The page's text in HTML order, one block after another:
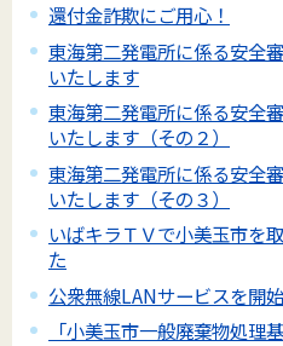
還付金詐欺にご用心！
東海第二発電所に係る安全
いたします
東海第二発電所に係る安全
いたします（その２）
東海第二発電所に係る安全
いたします（その３）
いばキラＴＶで小美玉市を
た
公衆無線LANサービスを開
「小美玉市一般廃棄物処理